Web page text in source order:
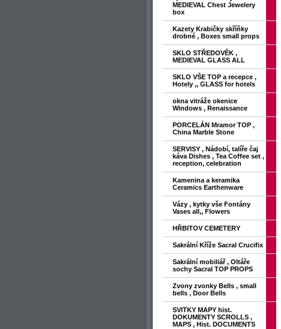
MEDIEVAL Chest Jewelery
box
Kazety Krabičky skříňky
drobné , Boxes small props
SKLO STŘEDOVĚK ,
MEDIEVAL GLASS ALL
SKLO VŠE TOP a recepce ,
Hotely ,, GLASS for hotels
okna vitráže okenice
Windows , Renaissance
PORCELÁN Mramor TOP ,
China Marble Stone
SERVISY , Nádobí, talíře čaj
káva Dishes , Tea Coffee set ,
reception, celebration
Kamenina a keramika
Ceramics Earthenware
Vázy , kytky vše Fontány
Vases all,, Flowers
HŘBITOV CEMETERY
Sakrální Kříže Sacral Crucifix
Sakrální mobiliář , Oltáře
sochy Sacral TOP PROPS
Zvony zvonky Bells , small
bells , Door Bells
SVITKY MAPY hist.
DOKUMENTY SCROLLS ,
MAPS , Hist. DOCUMENTS